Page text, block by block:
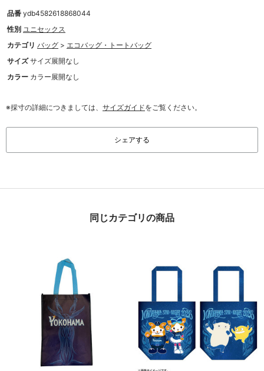
品番 ydb4582618868044
性別 ユニセックス
カテゴリ バッグ > エコバッグ・トートバッグ
サイズ サイズ展開なし
カラー カラー展開なし
※採寸の詳細につきましては、 サイズガイドをご覧ください。
シェアする
同じカテゴリの商品